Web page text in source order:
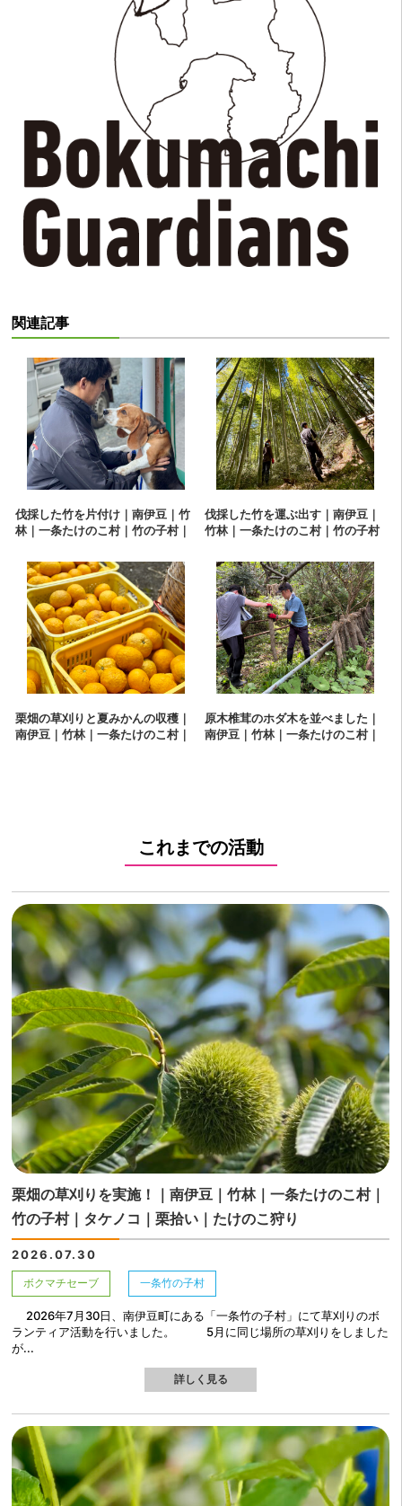
関連記事
伐採した竹を片付け｜南伊豆｜竹
林｜一条たけのこ村｜竹の子村｜
伐採した竹を運ぶ出す｜南伊豆｜
竹林｜一条たけのこ村｜竹の子村
栗畑の草刈りと夏みかんの収穫｜
南伊豆｜竹林｜一条たけのこ村｜
原木椎茸のホダ木を並べました｜
南伊豆｜竹林｜一条たけのこ村｜
これまでの活動
栗畑の草刈りを実施！｜南伊豆｜竹林｜一条たけのこ村｜
竹の子村｜タケノコ｜栗拾い｜たけのこ狩り
2026.07.30
ボクマチセーブ 一条竹の子村
2026年7月30日、南伊豆町にある「一条竹の子村」にて草刈りのボ
ランティア活動を行いました。 5月に同じ場所の草刈りをしました
が...
詳しく見る